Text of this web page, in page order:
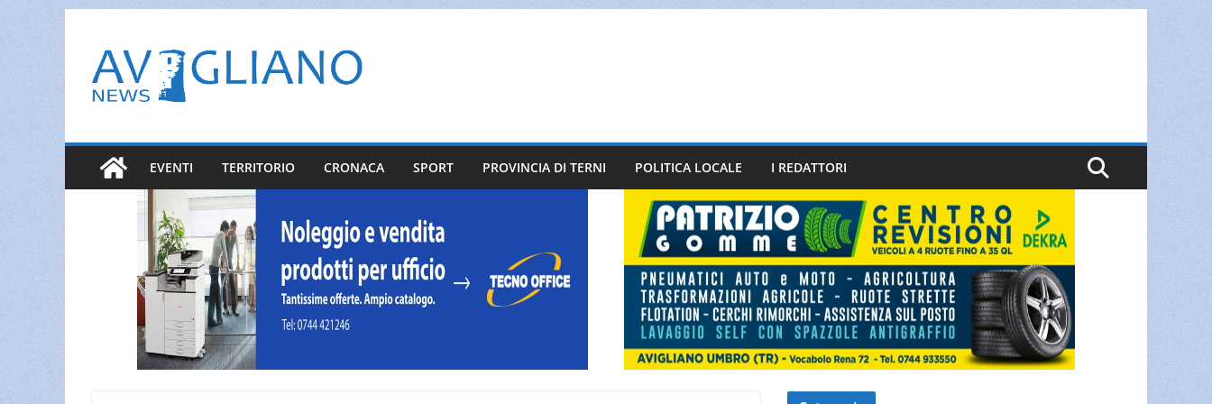
contenuto
EVENTI TERRITORIO CRONACA SPORT PROVINCIA DI TERNI POLITICA LOCALE I REDATTORI